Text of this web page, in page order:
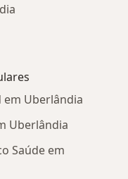
Uberlândia
Uberlândia
Saúde em